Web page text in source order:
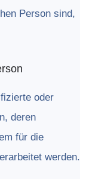
Person sind,
oder
deren
für die
werden.